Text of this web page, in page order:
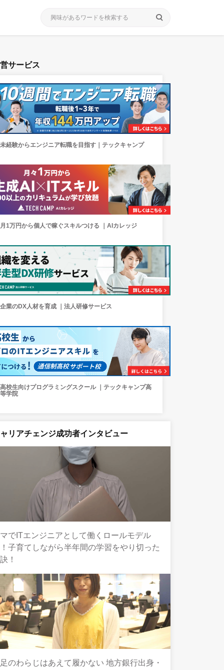
search
サービス
未経験からエンジニア転職を目指す｜テックキャンプ
月1万円から個人で稼ぐスキルつける ｜AIカレッジ
企業のDX人材を育成 ｜法人研修サービス
高校生向けプログラミングスクール ｜テックキャンプ高
等学院
リアチェンジ成功者インタビュー
でITエンジニアとして働くロールモデル
子育てしながら半年間の学習をやり切った
！
のわらじはあえて履かない 地方銀行出身・